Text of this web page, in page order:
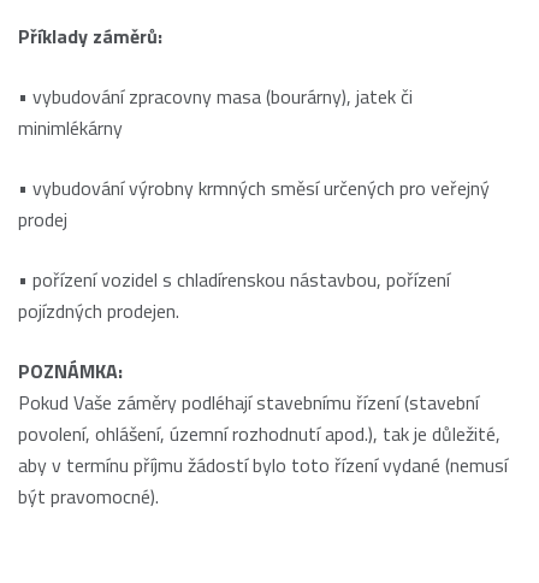
Příklady záměrů:
• vybudování zpracovny masa (bourárny), jatek či
minimlékárny
• vybudování výrobny krmných směsí určených pro veřejný
prodej
• pořízení vozidel s chladírenskou nástavbou, pořízení
pojízdných prodejen.
POZNÁMKA:
Pokud Vaše záměry podléhají stavebnímu řízení (stavební
povolení, ohlášení, územní rozhodnutí apod.), tak je důležité,
aby v termínu příjmu žádostí bylo toto řízení vydané (nemusí
být pravomocné).